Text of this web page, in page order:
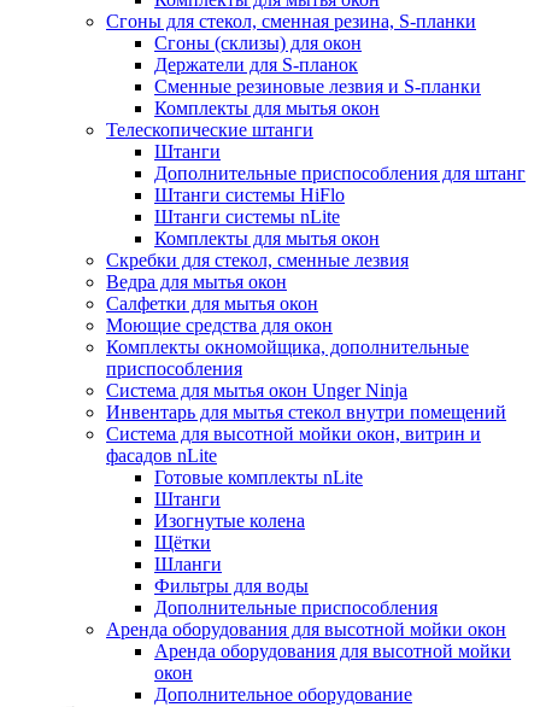
Сгоны для стекол, сменная резина, S-планки
Сгоны (склизы) для окон
Держатели для S-планок
Сменные резиновые лезвия и S-планки
Комплекты для мытья окон
Телескопические штанги
Штанги
Дополнительные приспособления для штанг
Штанги системы HiFlo
Штанги системы nLite
Комплекты для мытья окон
Скребки для стекол, сменные лезвия
Ведра для мытья окон
Салфетки для мытья окон
Моющие средства для окон
Комплекты окномойщика, дополнительные
приспособления
Система для мытья окон Unger Ninja
Инвентарь для мытья стекол внутри помещений
Система для высотной мойки окон, витрин и
фасадов nLite
Готовые комплекты nLite
Штанги
Изогнутые колена
Щётки
Шланги
Фильтры для воды
Дополнительные приспособления
Аренда оборудования для высотной мойки окон
Аренда оборудования для высотной мойки
окон
Дополнительное оборудование